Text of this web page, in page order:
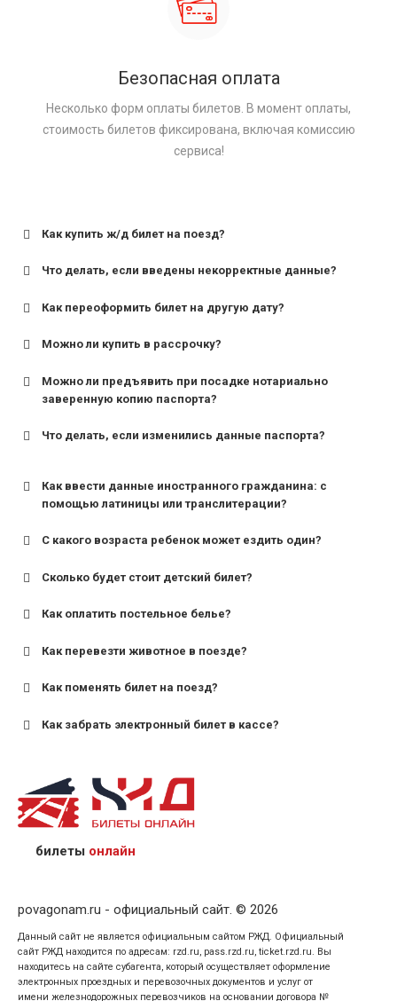
Безопасная оплата
Несколько форм оплаты билетов. В момент оплаты,
стоимость билетов фиксирована, включая комиссию
сервиса!
Как купить ж/д билет на поезд?
Что делать, если введены некорректные данные?
Как переоформить билет на другую дату?
Можно ли купить в рассрочку?
Можно ли предъявить при посадке нотариально
заверенную копию паспорта?
Что делать, если изменились данные паспорта?
Как ввести данные иностранного гражданина: с
помощью латиницы или транслитерации?
С какого возраста ребенок может ездить один?
для поездов дальнего следования — от 10 лет и
для пригородных поездов — от 7 лет.
Сколько будет стоит детский билет?
Как оплатить постельное белье?
Как перевезти животное в поезде?
Как поменять билет на поезд?
Как забрать электронный билет в кассе?
назвав кассиру 14-значный номер заказа;
предъявив удостоверение личности пассажира, на
кого оформлен билет.
билеты онлайн
povagonam.ru - официальный сайт. © 2026
Данный сайт не является официальным сайтом РЖД. Официальный
сайт РЖД находится по адресам: rzd.ru, pass.rzd.ru, ticket.rzd.ru. Вы
находитесь на сайте субагента, который осуществляет оформление
электронных проездных и перевозочных документов и услуг от
имени железнодорожных перевозчиков на основании договора №